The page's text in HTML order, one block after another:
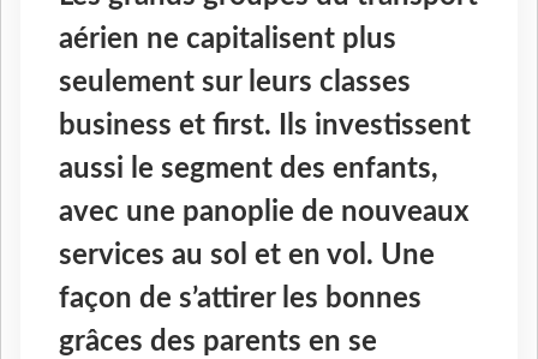
aérien ne capitalisent plus
seulement sur leurs classes
business et first. Ils investissent
aussi le segment des enfants,
avec une panoplie de nouveaux
services au sol et en vol. Une
façon de s’attirer les bonnes
grâces des parents en se